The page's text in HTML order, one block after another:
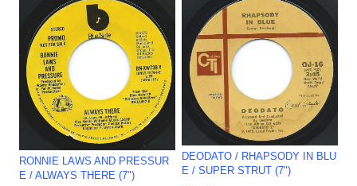
RONNIE LAWS AND PRESSUR
E / ALWAYS THERE (7")
DEODATO / RHAPSODY IN BLU
E / SUPER STRUT (7")